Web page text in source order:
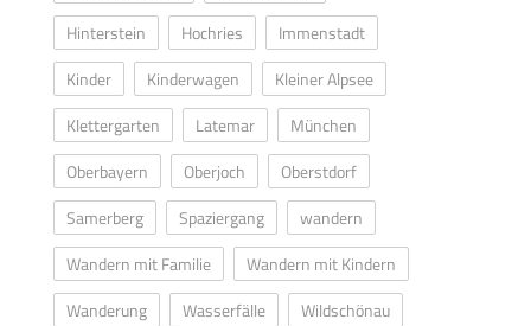
Hinterstein
Hochries
Immenstadt
Kinder
Kinderwagen
Kleiner Alpsee
Klettergarten
Latemar
München
Oberbayern
Oberjoch
Oberstdorf
Samerberg
Spaziergang
wandern
Wandern mit Familie
Wandern mit Kindern
Wanderung
Wasserfälle
Wildschönau